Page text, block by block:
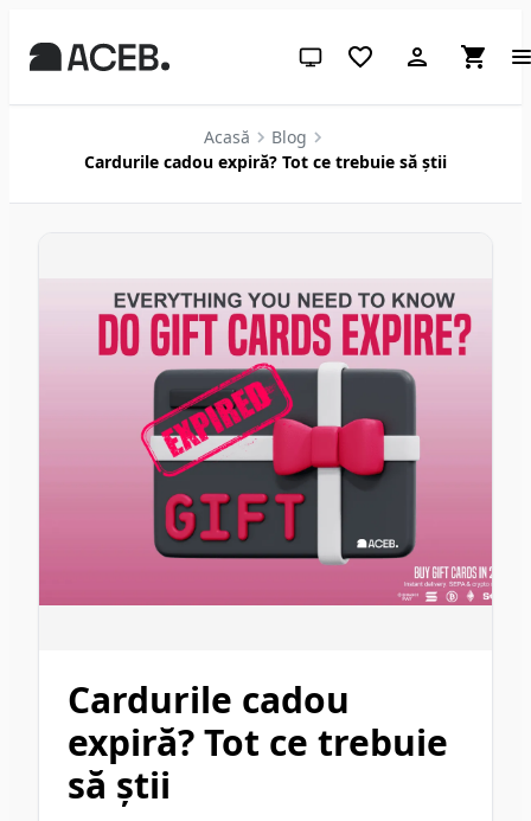
Temă sistem (apasă pentru
Acasă
Blog
Cardurile cadou expiră? Tot ce trebuie să știi
Cardurile cadou
expiră? Tot ce trebuie
să știi